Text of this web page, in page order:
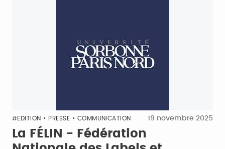
#EDITION • PRESSE • COMMUNICATION 19 novembre 2025
La FÉLIN - Fédération